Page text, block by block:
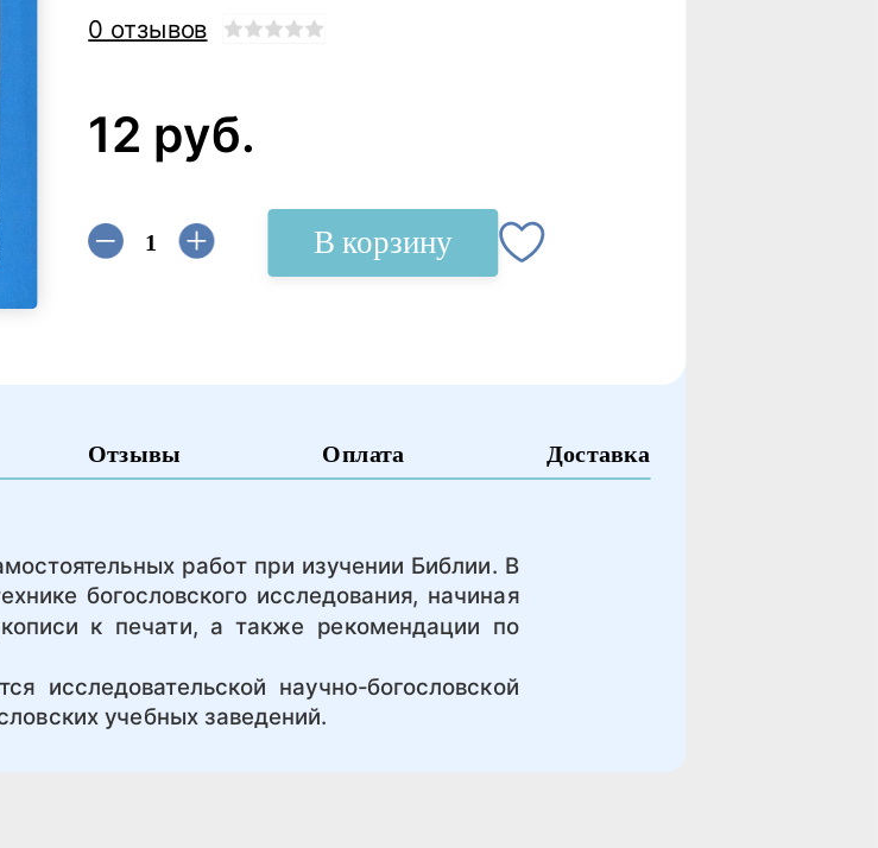
0 отзывов
12 руб.
В корзину
Отзывы Оплата Доставка
работ при изучении Библии. В
богословского исследования, начиная
к печати, а также рекомендации по
научно-богословской
учебных заведений.